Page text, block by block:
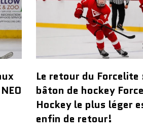
Le retour du Forcelite
bâton de hockey Force
Hockey le plus léger
enfin de retour!